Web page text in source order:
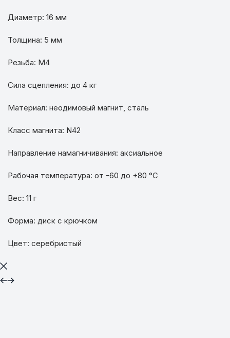
Диаметр: 16 мм
Толщина: 5 мм
Резьба: M4
Сила сцепления: до 4 кг
Материал: неодимовый магнит, сталь
Класс магнита: N42
Направление намагничивания: аксиальное
Рабочая температура: от -60 до +80 °C
Вес: 11 г
Форма: диск с крючком
Цвет: серебристый